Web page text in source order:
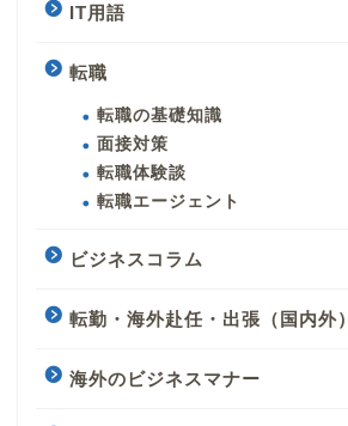
IT用語
転職
転職の基礎知識
面接対策
転職体験談
転職エージェント
ビジネスコラム
転勤・海外赴任・出張（国内外）
海外のビジネスマナー